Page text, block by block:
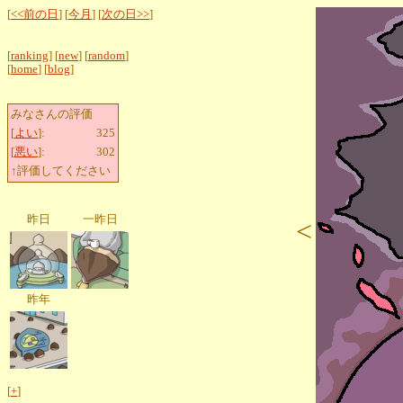
[<<前の日 ] [今月 ] [次の日>>]
[ranking] [new] [random]
[home] [blog]
みなさんの評価
[よい]:
325
[悪い]:
302
↑評価してください
昨日 一昨日
昨年
[+]
<